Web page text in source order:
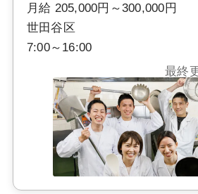
月給 205,000円～300,000円
世田谷区
7:00～16:00
最終